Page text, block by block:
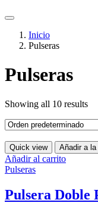
Inicio
Pulseras
Pulseras
Showing all 10 results
Quick view Añadir a
Añadir al carrito
Pulseras
Pulsera Doble